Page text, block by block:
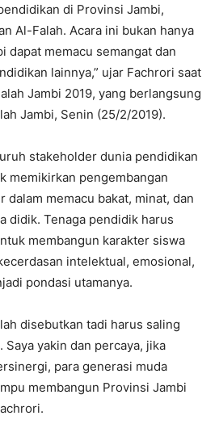
di Provinsi Jambi,
Al-Falah. Acara ini bukan hanya
dapat memacu semangat dan
lainnya,” ujar Fachrori saat
Jambi 2019, yang berlangsung
Jambi, Senin (25/2/2019).
stakeholder dunia pendidikan
memikirkan pengembangan
dalam memacu bakat, minat, dan
didik. Tenaga pendidik harus
membangun karakter siswa
intelektual, emosional,
pondasi utamanya.
disebutkan tadi harus saling
yakin dan percaya, jika
para generasi muda
membangun Provinsi Jambi